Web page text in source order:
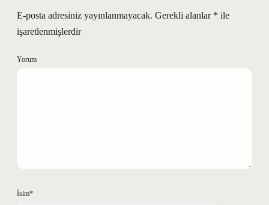
E-posta adresiniz yayınlanmayacak. Gerekli alanlar * ile
işaretlenmişlerdir
Yorum
İsim*